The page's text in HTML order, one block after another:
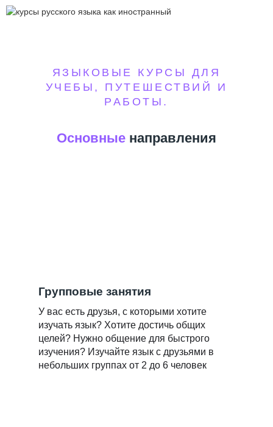
ЯЗЫКОВЫЕ КУРСЫ ДЛЯ
УЧЕБЫ, ПУТЕШЕСТВИЙ И
РАБОТЫ.
Основные направления
Групповые занятия
У вас есть друзья, с которыми хотите
изучать язык? Хотите достичь общих
целей? Нужно общение для быстрого
изучения? Изучайте язык с друзьями в
небольших группах от 2 до 6 человек